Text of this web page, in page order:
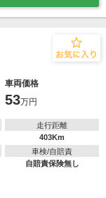
車両価格
53万円
走行距離
403Km
車検/自賠責
自賠責保険無し